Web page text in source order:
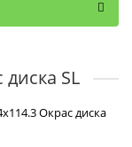
SL
Окрас диска